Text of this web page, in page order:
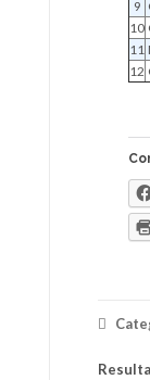
9
10
11
12